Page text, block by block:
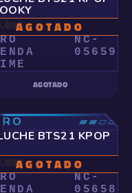
AGOTADO
NC-
05659
AGOTADO
AGOTADO
▰▰▱▱
BTS21 KPOP
NC-
05658